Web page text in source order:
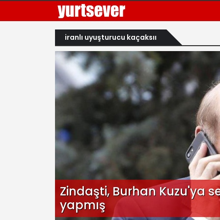
iranlı uyuşturucu kaçaksıı
Zindaşti, Burhan Kuzu'ya
yapmış